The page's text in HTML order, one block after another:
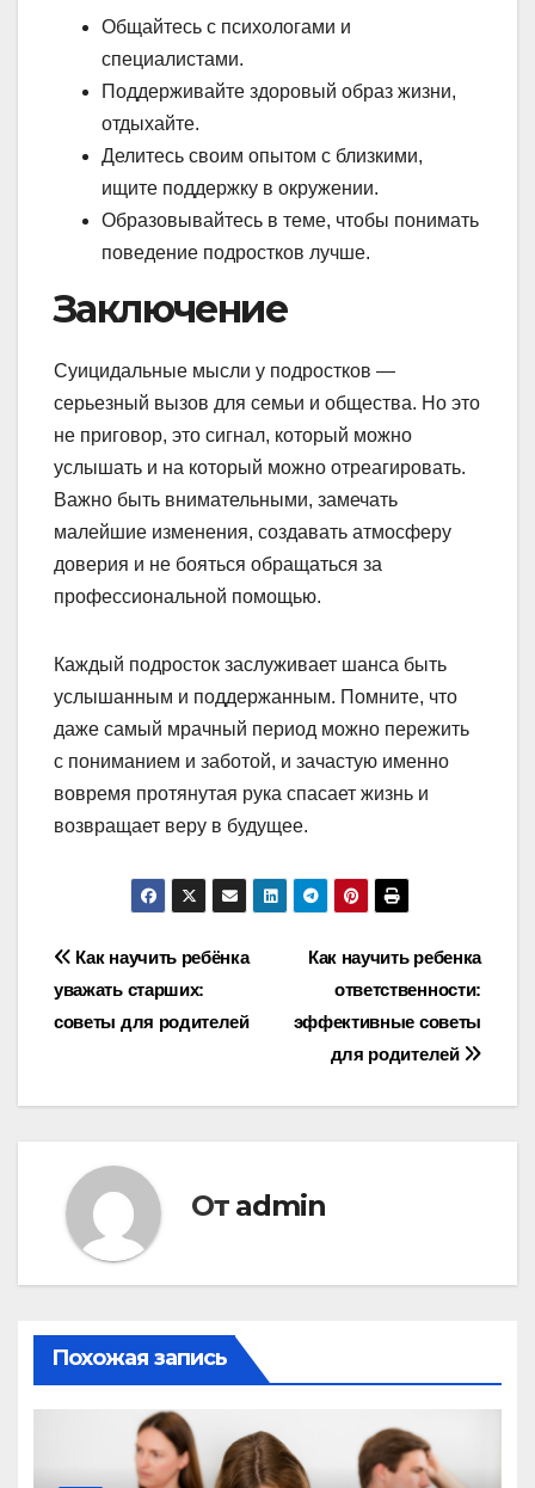
Общайтесь с психологами и
специалистами.
Поддерживайте здоровый образ жизни,
отдыхайте.
Делитесь своим опытом с близкими,
ищите поддержку в окружении.
Образовывайтесь в теме, чтобы понимать
поведение подростков лучше.
Заключение
Суицидальные мысли у подростков —
серьезный вызов для семьи и общества. Но это
не приговор, это сигнал, который можно
услышать и на который можно отреагировать.
Важно быть внимательными, замечать
малейшие изменения, создавать атмосферу
доверия и не бояться обращаться за
профессиональной помощью.
Каждый подросток заслуживает шанса быть
услышанным и поддержанным. Помните, что
даже самый мрачный период можно пережить
с пониманием и заботой, и зачастую именно
вовремя протянутая рука спасает жизнь и
возвращает веру в будущее.
Навигация
по
Как научить ребенка
ответственности:
эффективные советы
для родителей
Как научить ребёнка
уважать старших:
советы для родителей
От admin
Похожая запись